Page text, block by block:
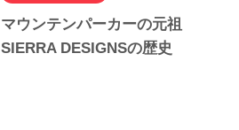
マウンテンパーカーの元祖
SIERRA DESIGNSの歴史